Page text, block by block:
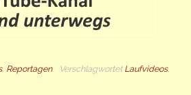
, Reportagen Verschlagwortet Laufvideos,